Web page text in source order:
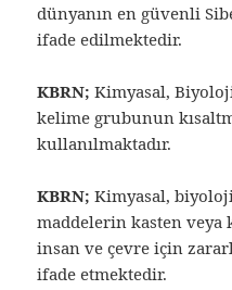
dünyanın en güvenli
ifade edilmektedir.
KBRN;Kimyasal,
kelime grubunun
kullanılmaktadır.
KBRN; Kimyasal,
maddelerin kasten veya
insan ve çevre için
ifade etmektedir.